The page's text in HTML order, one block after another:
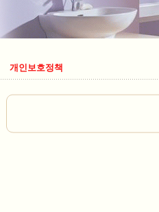
개인보호정책